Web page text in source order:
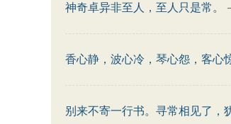
神奇卓异非至人，至人只是常。
香心静，波心冷，琴心怨，客心
别来不寄一行书。寻常相见了，